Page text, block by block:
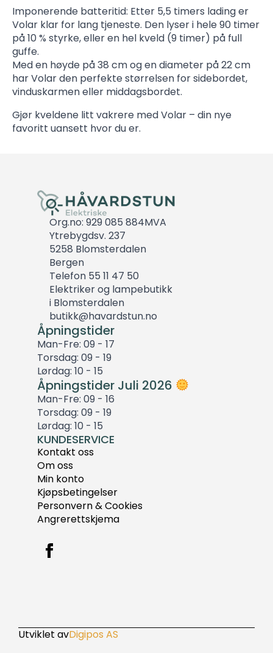
Imponerende batteritid: Etter 5,5 timers lading er
Volar klar for lang tjeneste. Den lyser i hele 90 timer
på 10 % styrke, eller en hel kveld (9 timer) på full
guffe.
Med en høyde på 38 cm og en diameter på 22 cm
har Volar den perfekte størrelsen for sidebordet,
vinduskarmen eller middagsbordet.
Gjør kveldene litt vakrere med Volar – din nye
favoritt uansett hvor du er.
Org.no: 929 085 884MVA
Ytrebygdsv. 237
5258 Blomsterdalen
Bergen
Telefon 55 11 47 50
Elektriker og lampebutikk
i Blomsterdalen
butikk@havardstun.no
Åpningstider
Man-Fre: 09 - 17
Torsdag: 09 - 19
Lørdag: 10 - 15
Åpningstider Juli 2026
Man-Fre: 09 - 16
Torsdag: 09 - 19
Lørdag: 10 - 15
KUNDESERVICE
Kontakt oss
Om oss
Min konto
Kjøpsbetingelser
Personvern & Cookies
Angrerettskjema
Utviklet avDigipos AS